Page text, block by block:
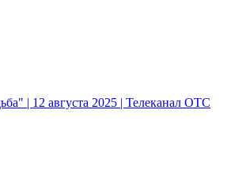
| 12 августа 2025 | Телеканал ОТС